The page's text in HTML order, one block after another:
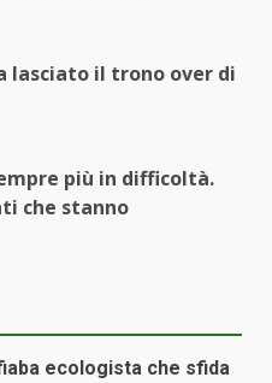
lasciato il trono over di
più in difficoltà.
che stanno
ecologista che sfida